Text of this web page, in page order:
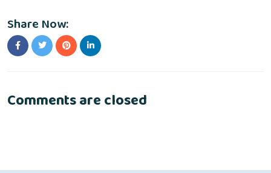
Share Now:
Comments are closed